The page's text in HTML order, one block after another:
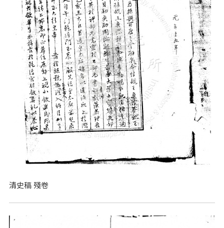
清史稿 殘卷